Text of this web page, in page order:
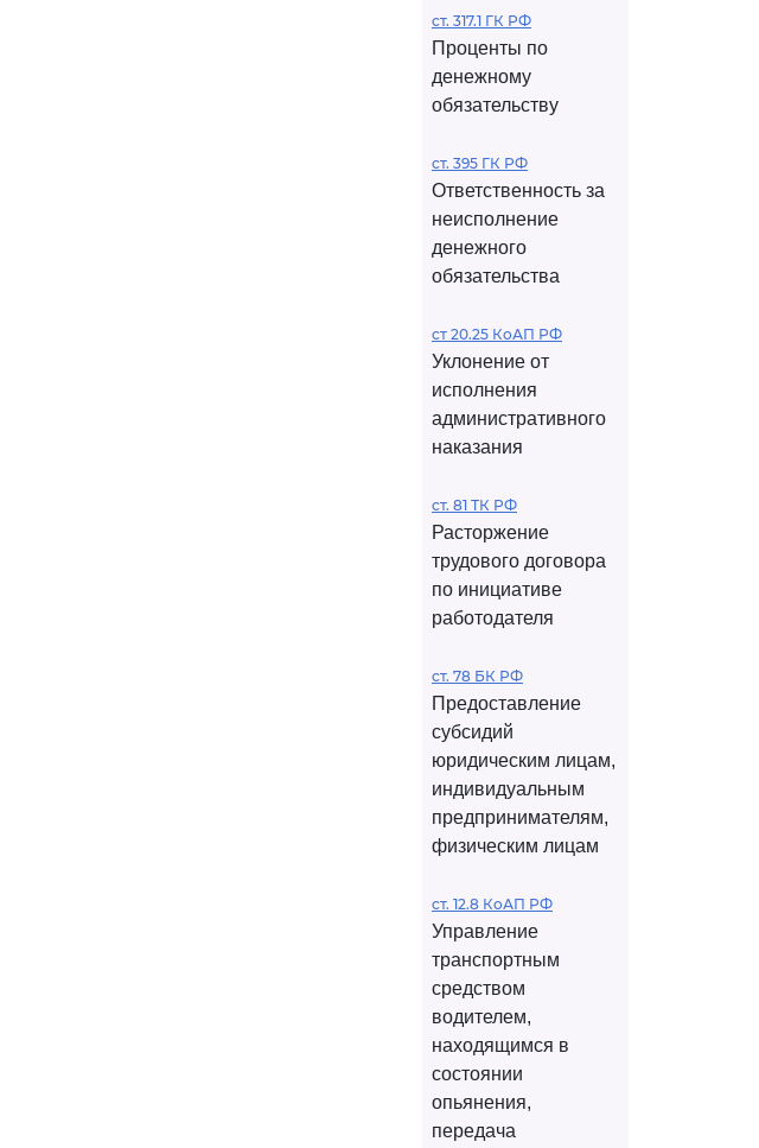
ст. 317.1 ГК РФ
Проценты по
денежному
обязательству
ст. 395 ГК РФ
Ответственность за
неисполнение
денежного
обязательства
ст 20.25 КоАП РФ
Уклонение от
исполнения
административного
наказания
ст. 81 ТК РФ
Расторжение
трудового договора
по инициативе
работодателя
ст. 78 БК РФ
Предоставление
субсидий
юридическим лицам,
индивидуальным
предпринимателям,
физическим лицам
ст. 12.8 КоАП РФ
Управление
транспортным
средством
водителем,
находящимся в
состоянии
опьянения,
передача